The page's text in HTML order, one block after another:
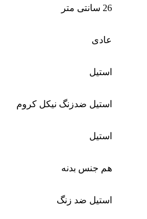
26 سانتی متر
عادی
استیل
استیل ضدزنگ نیکل کروم
استیل
هم جنس بدنه
استیل ضد زنگ